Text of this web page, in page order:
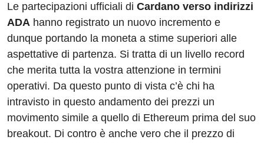
Le partecipazioni ufficiali di Cardano verso indirizzi
ADA hanno registrato un nuovo incremento e
dunque portando la moneta a stime superiori alle
aspettative di partenza. Si tratta di un livello record
che merita tutta la vostra attenzione in termini
operativi. Da questo punto di vista c’è chi ha
intravisto in questo andamento dei prezzi un
movimento simile a quello di Ethereum prima del suo
breakout. Di contro è anche vero che il prezzo di